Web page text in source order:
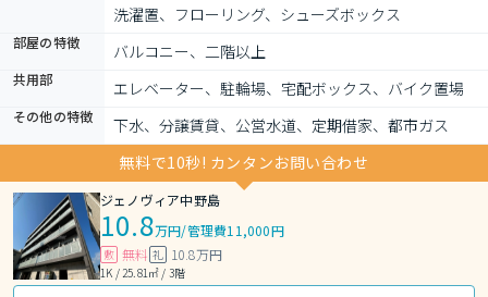
洗濯置、フローリング、シューズボックス
部屋の特徴 バルコニー、二階以上
共用部 エレベーター、駐輪場、宅配ボックス、バイク置場
その他の特徴
下水、分譲賃貸、公営水道、定期借家、都市ガス
無料で10秒! カンタンお問い合わせ
ジェノヴィア中野島
10.8万円/管理費11,000円
敷 無料 礼 10.8万円
1K / 25.81㎡ / 3階